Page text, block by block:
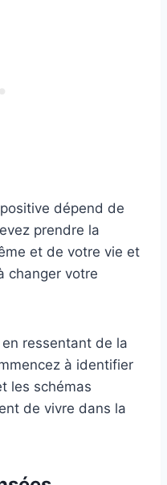
dépend de
prendre la
et de votre vie et
changer votre
ressentant de la
à identifier
les schémas
de vivre dans la